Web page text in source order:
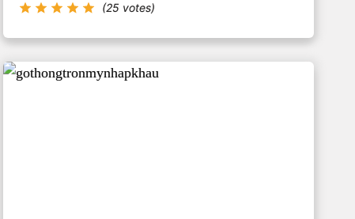
(25 votes)